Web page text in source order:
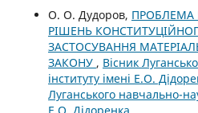
О. О. Дудоров, ПРОБЛЕМА
РІШЕНЬ
ЗАСТОСУВАННЯ
ЗАКОНУ , Вісник
інституту імені Е.О.
Луганського навчально-
Е.О. Дідоренка